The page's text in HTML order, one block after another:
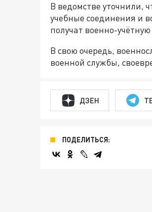
В ведомстве уточнили,
учебные соединения и
получат военно-
В свою очередь,
военной службы,
ДЗЕН
ПОДЕЛИТЬСЯ: